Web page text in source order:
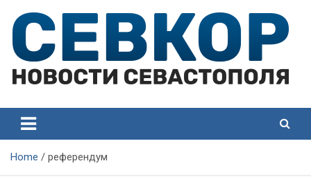
content
Севастополя
Севастополя
Home референдум